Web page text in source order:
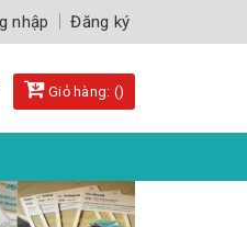
nhập Đăng ký
Giỏ hàng: ()